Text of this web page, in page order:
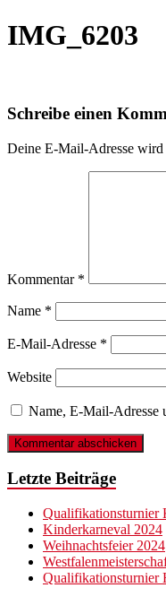
IMG_6203
Schreibe einen
Deine E-Mail-Adresse
Kommentar *
Name *
E-Mail-Adresse *
Website
Name, E-Mail-Adresse
Letzte Beiträge
Qualifikationsturnier
Kinderkarneval 2024
Weihnachtsfeier 2024
Qualifikationsturnier